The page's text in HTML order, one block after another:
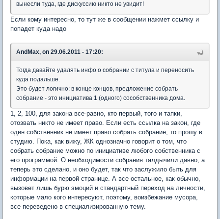
вынесли туда, где дискуссию никто не увидит!
Если кому интересно, то тут же в сообщении нажмет ссылку и
попадет куда надо
AndMax, on 29.06.2011 - 17:20:
Тогда давайте удалять инфо о собрании с титула и переносить
куда подальше.
Это будет логично: в конце концов, предложение собрать
собрание - это инициатива 1 (одного) сособственника дома.
1, 2, 100, для закона все-равно, кто первый, того и тапки,
отозвать никто не имеет право. Если есть ссылка на закон, где
один собственник не имеет право собрать собрание, то прошу в
студию. Пока, как вижу, ЖК однозначно говорит о том, что
собрать собрание можно по инициативе любого собственника с
его программой. О необходимости собрания талдычили давно, а
теперь это сделано, и оно будет, так что заслужило быть для
информации на первой странице. А все остальное, как обычно,
вызовет лишь бурю эмоций и стандартный переход на личности,
которые мало кого интересуют, поэтому, воизбежание мусора,
все переведено в специализированную тему.